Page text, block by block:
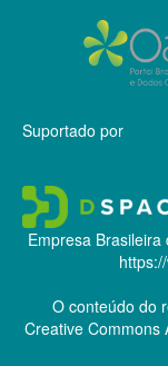
Suportado por
Empresa
O conteúdo do
Creative Commons